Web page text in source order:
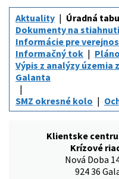
Aktuality
Úradná
Dokumenty na
Informácie pre
Informačný tok
Výpis z analýzy územia
Galanta
SMZ okresné kolo
Klientske
Krízové
Nová Doba
924 36